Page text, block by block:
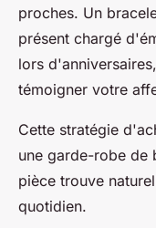
proches. Un
présent chargé
lors
témoigner votre
Cette stratégie
une garde-robe de
pièce trouve
quotidien.